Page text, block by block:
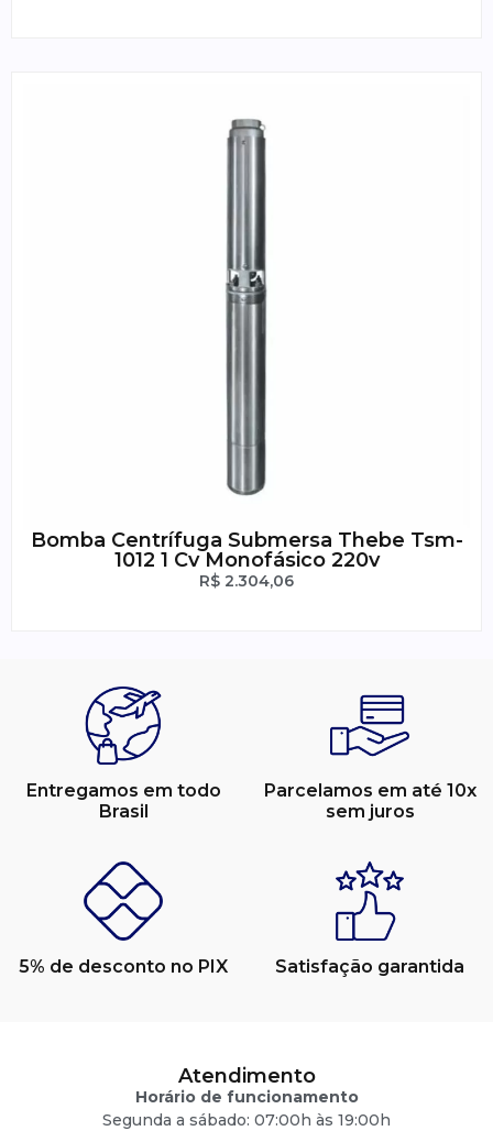
Bomba Centrífuga Submersa Thebe Tsm-
1012 1 Cv Monofásico 220v
R$ 2.304,06
Entregamos em todo
Brasil
Parcelamos em até 10x
sem juros
5% de desconto no PIX Satisfação garantida
Atendimento
Horário de funcionamento
Segunda a sábado: 07:00h às 19:00h